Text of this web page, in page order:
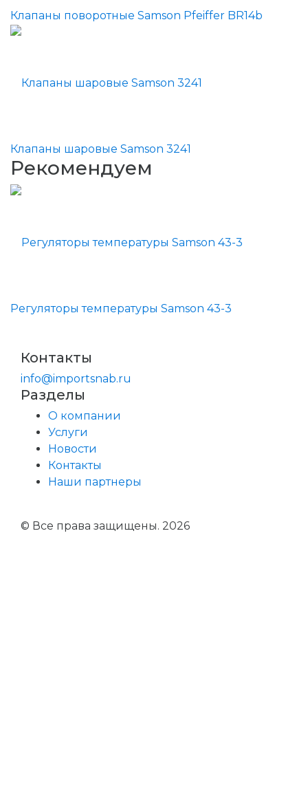
Клапаны поворотные Samson Pfeiffer BR14b
Клапаны шаровые Samson 3241
Рекомендуем
Регуляторы температуры Samson 43-3
Контакты
info@importsnab.ru
Разделы
О компании
Услуги
Новости
Контакты
Наши партнеры
© Все права защищены. 2026